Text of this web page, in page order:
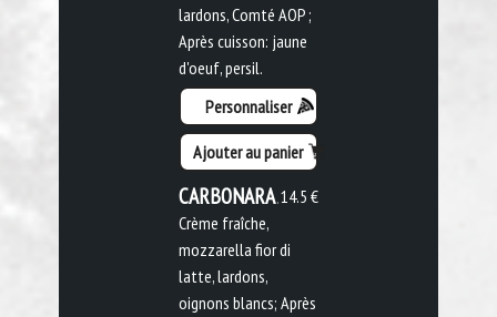
lardons, Comté AOP ;
Après cuisson: jaune
d'oeuf, persil.
Personnaliser
Ajouter au panier
14.5 €
CARBONARA
Crème fraîche,
mozzarella fior di
latte, lardons,
oignons blancs; Après